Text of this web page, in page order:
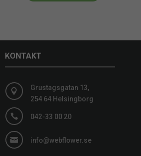
KONTAKT

Grustagsgatan 13,
254 64 Helsingborg
 042-33 00 20
 info@webflower.se